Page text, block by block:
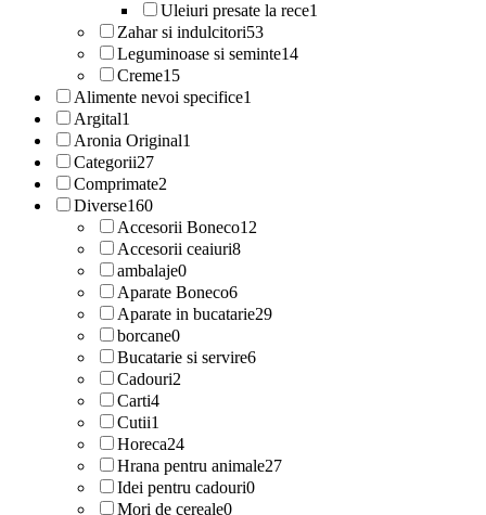
Uleiuri presate la rece1
Zahar si indulcitori53
Leguminoase si seminte14
Creme15
Alimente nevoi specifice1
Argital1
Aronia Original1
Categorii27
Comprimate2
Diverse160
Accesorii Boneco12
Accesorii ceaiuri8
ambalaje0
Aparate Boneco6
Aparate in bucatarie29
borcane0
Bucatarie si servire6
Cadouri2
Carti4
Cutii1
Horeca24
Hrana pentru animale27
Idei pentru cadouri0
Mori de cereale0